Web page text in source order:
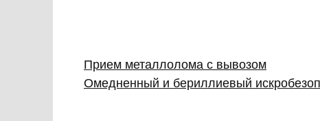
Прием металлолома с вывозом
Омедненный и бериллиевый